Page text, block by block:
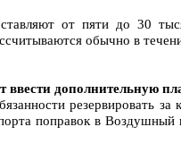
от пяти до 30
обычно в
ввести дополнительную
резервировать
поправок в